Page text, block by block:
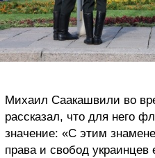
Михаил Саакашвили во
рассказал, что для него
значение: «С этим
права и свобод